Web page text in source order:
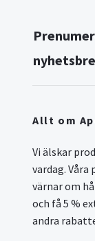
Allt om
Vi älskar
vardag.
värnar om
och få 5 %
andra